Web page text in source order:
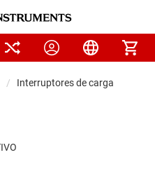
Interruptores de carga